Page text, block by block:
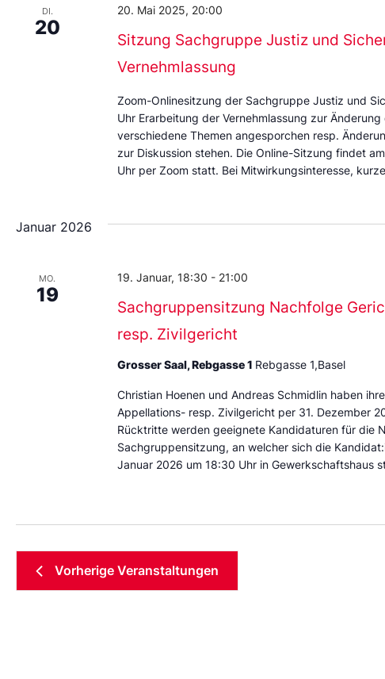
DI.
20
Sitzung Sachgruppe Justiz und
Vernehmlassung
20. Mai 2025, 20:00
Zoom-Onlinesitzung der Sachgruppe Justiz und
Uhr Erarbeitung der Vernehmlassung zur
verschiedene Themen angesporchen resp.
zur Diskussion stehen. Die Online-Sitzung findet
Uhr per Zoom statt. Bei Mitwirkungsinteresse,
Januar 2026
MO.
19
Sachgruppensitzung Nachfolge
resp. Zivilgericht
19. Januar, 18:30 - 21:00
Grosser Saal, Rebgasse 1 Rebgasse 1,Basel
Christian Hoenen und Andreas Schmidlin haben
Appellations- resp. Zivilgericht per 31. Dezember
Rücktritte werden geeignete Kandidaturen für die
Sachgruppensitzung, an welcher sich die
Januar 2026 um 18:30 Uhr in Gewerkschaftshaus
Vorherige Veranstaltungen